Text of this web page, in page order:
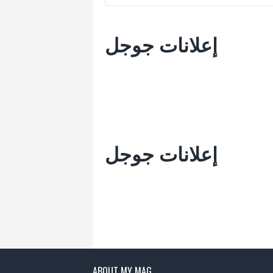
إعلانات جوجل
إعلانات جوجل